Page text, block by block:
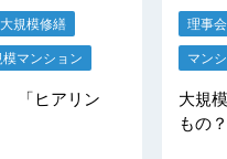
大規模修繕
模マンション
「ヒアリン
理事会
マン
大規
もの？